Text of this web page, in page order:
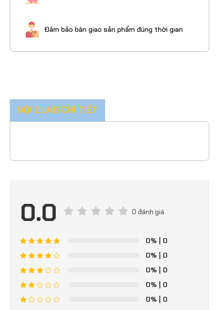
Đảm bảo bàn giao sản phẩm đúng thời gian
NỘI DUNG CHI TIẾT
0.0 0 đánh giá
0% | 0
0% | 0
0% | 0
0% | 0
0% | 0